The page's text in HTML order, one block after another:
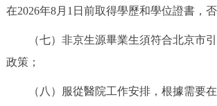
在2026年8月1日前取得學歷和學位證書，
（七）非京生源畢業生須符合北京市引
政策；
（八）服從醫院工作安排，根據需要在